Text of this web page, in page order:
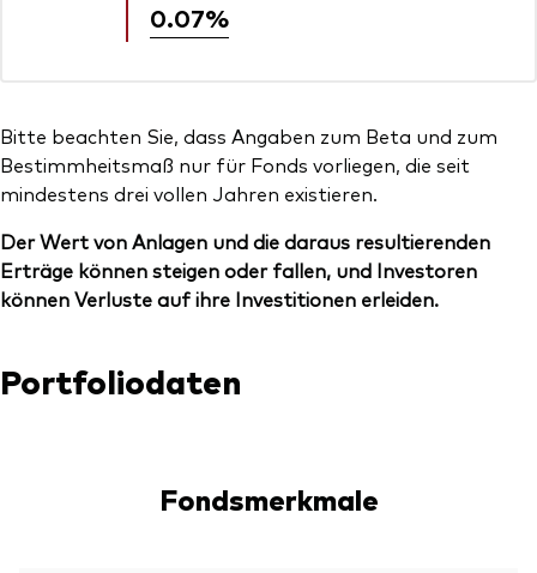
0.07%
Bitte beachten Sie, dass Angaben zum Beta und zum
Bestimmheitsmaß nur für Fonds vorliegen, die seit
mindestens drei vollen Jahren existieren.
Der Wert von Anlagen und die daraus resultierenden
Erträge können steigen oder fallen, und Investoren
können Verluste auf ihre Investitionen erleiden.
Portfoliodaten
Fondsmerkmale